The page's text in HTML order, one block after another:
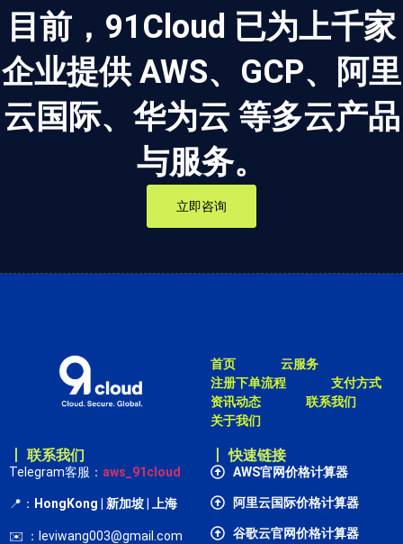
目前，91Cloud 已为上千家
企业提供 AWS、GCP、阿里
云国际、华为云 等多云产品
与服务。
立即咨询
首页
云服务
注册下单流程
支付方式
资讯动态
联系我们
关于我们
丨 联系我们
Telegram客服： aws_91cloud
📍： HongKong | 新加坡 | 上海
✉️ ：leviwang003@gmail.com
丨 快速链接
AWS官网价格计算器
阿里云国际价格计算器
谷歌云官网价格计算器